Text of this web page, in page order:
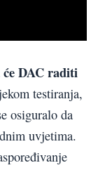
će DAC raditi
testiranja,
osiguralo da
uvjetima.